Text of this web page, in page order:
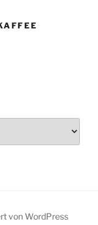
von WordPress